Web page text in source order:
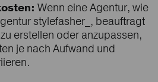
Wenn eine Agentur, wie
stylefasher_, beauftragt
zu erstellen oder anzupassen,
je nach Aufwand und